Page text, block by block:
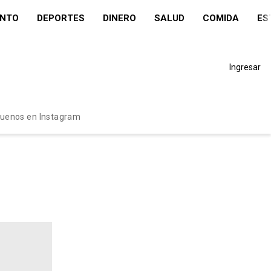
DEPORTES DINERO SALUD COMIDA
Ingresar
en Instagram